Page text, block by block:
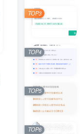
TOP3
TOP4
TOP5
TOP6